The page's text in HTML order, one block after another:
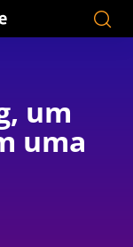
um
uma